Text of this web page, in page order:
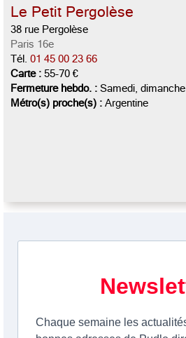
Le Petit Pergolèse
38 rue Pergolèse
Paris 16e
Tél. 01 45 00 23 66
Carte : 55-70 €
Fermeture hebdo. : Samedi, dimanche
Métro(s) proche(s) : Argentine